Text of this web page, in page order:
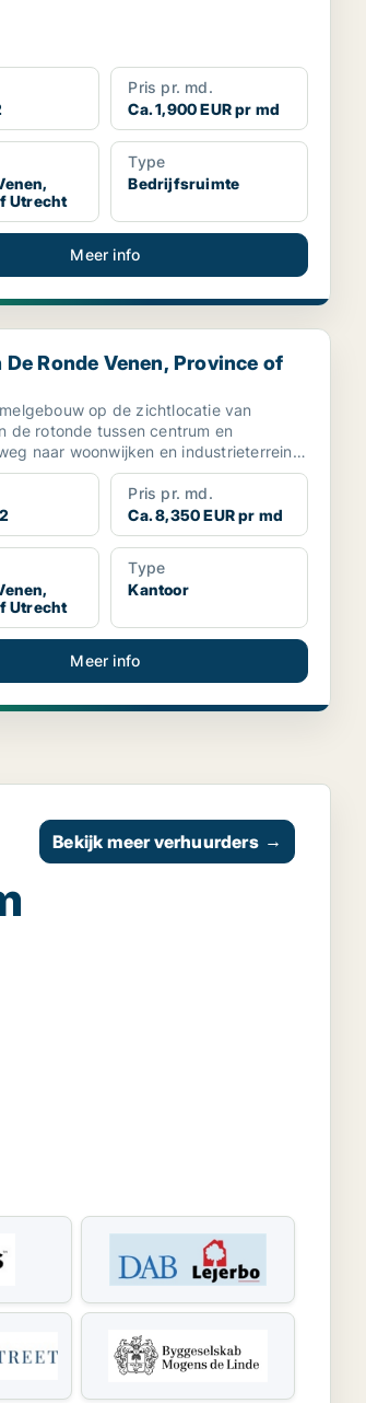
Pris pr. md.
Ca. 1,900 EUR pr md
Utrecht
Type
Bedrijfsruimte
Meer info
Venen, Province of Utrecht
Ronde Venen, Province of
op de zichtlocatie van
de rotonde tussen centrum en
naar woonwijken en industrieterrein.
Pris pr. md.
Ca. 8,350 EUR pr md
Utrecht
Type
Kantoor
Meer info
Bekijk meer verhuurders →